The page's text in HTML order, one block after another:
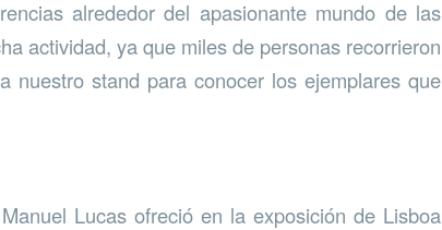
alrededor del apasionante mundo de las
actividad, ya que miles de personas recorrieron
nuestro stand para conocer los ejemplares que
Lucas ofreció en la exposición de Lisboa